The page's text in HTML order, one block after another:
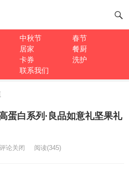
中秋节
春节
居家
餐厨
卡券
洗护
联系我们
蛋白系列·良品如意礼坚果礼
评论关闭 阅读(345)